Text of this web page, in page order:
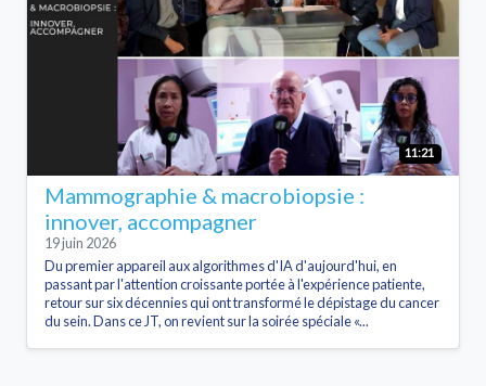
11:21
Mammographie & macrobiopsie :
innover, accompagner
19 juin 2026
Du premier appareil aux algorithmes d'IA d'aujourd'hui, en
passant par l'attention croissante portée à l'expérience patiente,
retour sur six décennies qui ont transformé le dépistage du cancer
du sein. Dans ce JT, on revient sur la soirée spéciale «...